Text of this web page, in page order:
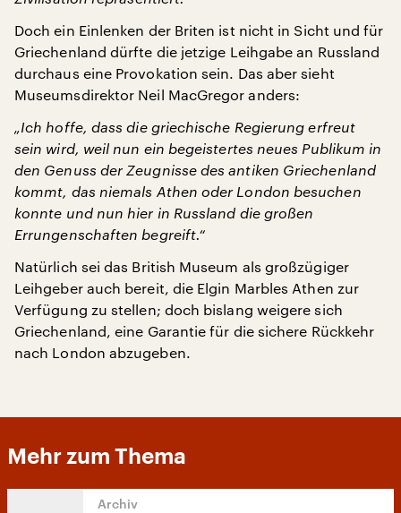
Doch ein Einlenken der Briten ist nicht in Sicht und für
Griechenland dürfte die jetzige Leihgabe an Russland
durchaus eine Provokation sein. Das aber sieht
Museumsdirektor Neil MacGregor anders:
„Ich hoffe, dass die griechische Regierung erfreut
sein wird, weil nun ein begeistertes neues Publikum in
den Genuss der Zeugnisse des antiken Griechenland
kommt, das niemals Athen oder London besuchen
konnte und nun hier in Russland die großen
Errungenschaften begreift.“
Natürlich sei das British Museum als großzügiger
Leihgeber auch bereit, die Elgin Marbles Athen zur
Verfügung zu stellen; doch bislang weigere sich
Griechenland, eine Garantie für die sichere Rückkehr
nach London abzugeben.
Mehr zum Thema